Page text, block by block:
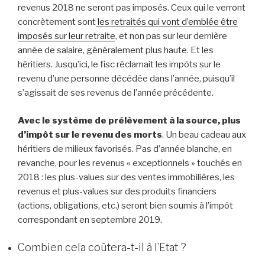
revenus 2018 ne seront pas imposés. Ceux qui le verront
concrètement sontles retraités qui vont d’emblée être
imposés sur leur retraite, et non pas sur leur dernière
année de salaire, généralement plus haute. Et les
héritiers. Jusqu’ici, le fisc réclamait les impôts sur le
revenu d’une personne décédée dans l’année, puisqu’il
s’agissait de ses revenus de l’année précédente.
Avec le système de prélèvement à la source, plus
d’impôt sur le revenu des morts. Un beau cadeau aux
héritiers de milieux favorisés. Pas d’année blanche, en
revanche, pour les revenus « exceptionnels » touchés en
2018 : les plus-values sur des ventes immobilières, les
revenus et plus-values sur des produits financiers
(actions, obligations, etc.) seront bien soumis à l’impôt
correspondant en septembre 2019.
Combien cela coûtera-t-il à l’Etat ?